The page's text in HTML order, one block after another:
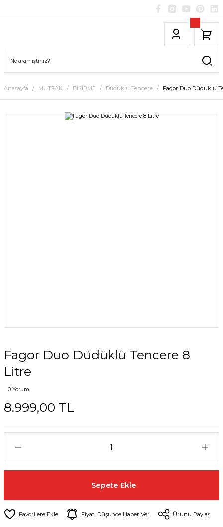
Anasayfa MUTFAK PİŞİRME Düdüklü Tencere Fagor Duo Düdüklü
Fagor Duo Düdüklü Tencere 8
Litre
0 Yorum
8.999,00 TL
Sepete Ekle
Fiyatı Düşünce Haber Ver Ürünü Paylaş